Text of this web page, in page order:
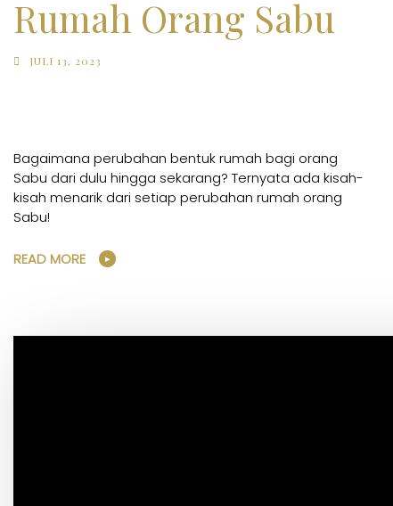
Rumah Orang Sabu
JULI 13, 2023
Bagaimana perubahan bentuk rumah bagi orang
Sabu dari dulu hingga sekarang? Ternyata ada kisah-
kisah menarik dari setiap perubahan rumah orang
Sabu!
READ MORE